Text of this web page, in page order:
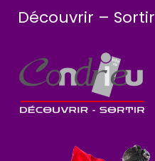
Découvrir – Sortir